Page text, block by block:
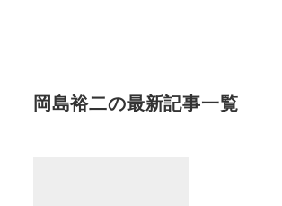
岡島裕二の最新記事一覧